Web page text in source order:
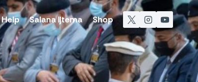
Salana Ijtema Shop